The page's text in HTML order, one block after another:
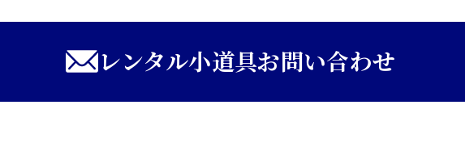
レンタル小道具お問い合わせ